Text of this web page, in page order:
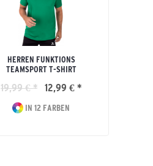
HERREN FUNKTIONS
TEAMSPORT T-SHIRT
19,99 € * 12,99 € *
IN 12 FARBEN